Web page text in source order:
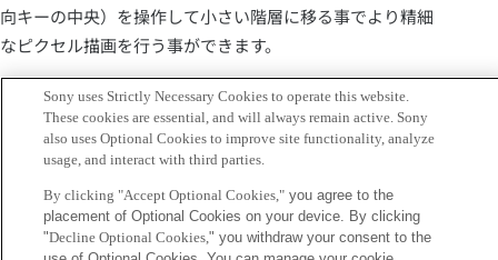
向キーの中央）を操作して小さい階層に移る事でより精細
なピクセル描画を行う事ができます。
作品ができたらネット上のサイトに公開、共有し、他の人
が作った絵をダウンロードしたり、更に手を加えたりするこ
とで、ピクセルアートを通じたコミュニケーションを広げる
本技術は、ソニーエリクソンのGlobal携帯電話Cedar™に搭
載、環境配慮商品GreenHeart™の1機種として、欧州、米
Sony uses Strictly Necessary Cookies to operate this website.
These cookies are essential, and will always remain active. Sony
also uses Optional Cookies to improve site functionality, analyze
usage, and interact with third parties.
By clicking "Accept Optional Cookies,"you agree to the
placement of Optional Cookies on your device. By clicking
"Decline Optional Cookies," you withdraw your consent to the